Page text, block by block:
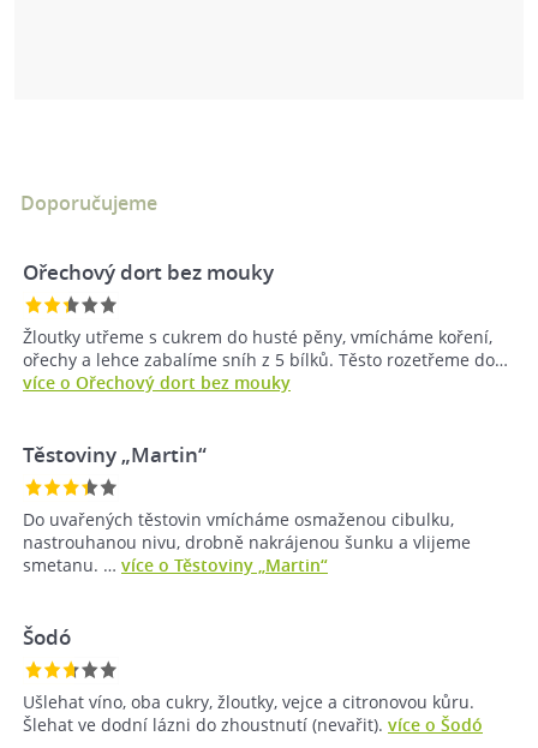
Doporučujeme
Ořechový dort bez mouky
Žloutky utřeme s cukrem do husté pěny, vmícháme koření,
ořechy a lehce zabalíme sníh z 5 bílků. Těsto rozetřeme do…
více o Ořechový dort bez mouky
Těstoviny „Martin“
Do uvařených těstovin vmícháme osmaženou cibulku,
nastrouhanou nivu, drobně nakrájenou šunku a vlijeme
smetanu. … více o Těstoviny „Martin“
Šodó
Ušlehat víno, oba cukry, žloutky, vejce a citronovou kůru.
Šlehat ve dodní lázni do zhoustnutí (nevařit). více o Šodó